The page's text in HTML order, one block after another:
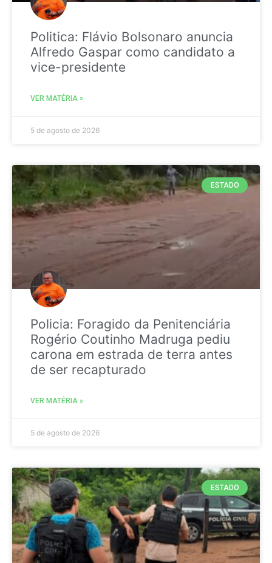
Politica: Flávio Bolsonaro anuncia
Alfredo Gaspar como candidato a
vice-presidente
VER MATÉRIA »
5 de agosto de 2026
ESTADO
Policia: Foragido da Penitenciária
Rogério Coutinho Madruga pediu
carona em estrada de terra antes
de ser recapturado
VER MATÉRIA »
5 de agosto de 2026
ESTADO